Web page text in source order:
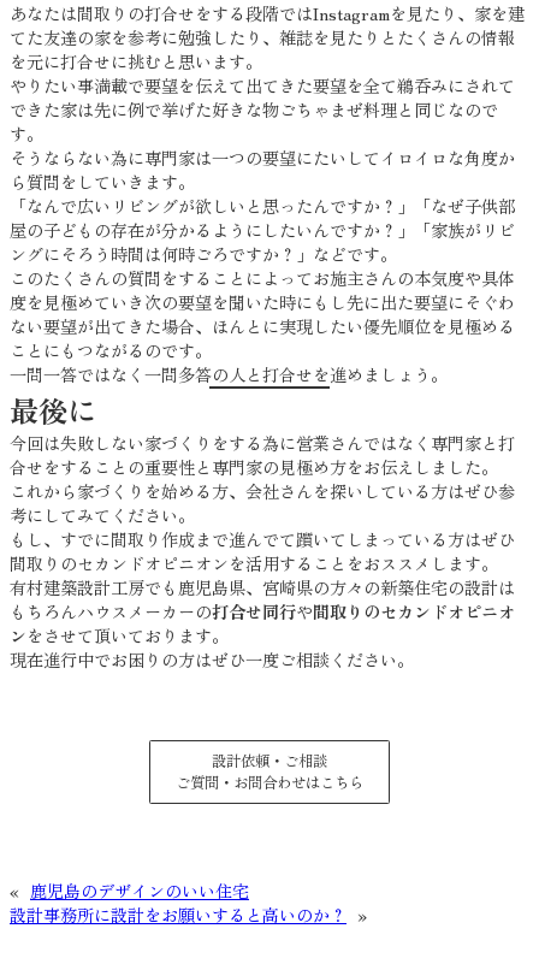
あなたは間取りの打合せをする段階ではInstagramを見たり、家を建
てた友達の家を参考に勉強したり、雑誌を見たりとたくさんの情報
を元に打合せに挑むと思います。
やりたい事満載で要望を伝えて出てきた要望を全て鵜呑みにされて
できた家は先に例で挙げた好きな物ごちゃまぜ料理と同じなので
す。
そうならない為に専門家は一つの要望にたいしてイロイロな角度か
ら質問をしていきます。
「なんで広いリビングが欲しいと思ったんですか？」「なぜ子供部
屋の子どもの存在が分かるようにしたいんですか？」「家族がリビ
ングにそろう時間は何時ごろですか？」などです。
このたくさんの質問をすることによってお施主さんの本気度や具体
度を見極めていき次の要望を聞いた時にもし先に出た要望にそぐわ
ない要望が出てきた場合、ほんとに実現したい優先順位を見極める
ことにもつながるのです。
一問一答ではなく一問多答の人と打合せを進めましょう。
最後に
今回は失敗しない家づくりをする為に営業さんではなく専門家と打
合せをすることの重要性と専門家の見極め方をお伝えしました。
これから家づくりを始める方、会社さんを探いしている方はぜひ参
考にしてみてください。
もし、すでに間取り作成まで進んでて躓いてしまっている方はぜひ
間取りのセカンドオピニオンを活用することをおススメします。
有村建築設計工房でも鹿児島県、宮崎県の方々の新築住宅の設計は
もちろんハウスメーカーの打合せ同行や間取りのセカンドオピニオ
ンをさせて頂いております。
現在進行中でお困りの方はぜひ一度ご相談ください。
設計依頼・ご相談
ご質問・お問合わせはこちら
« 鹿児島のデザインのいい住宅
設計事務所に設計をお願いすると高いのか？
»